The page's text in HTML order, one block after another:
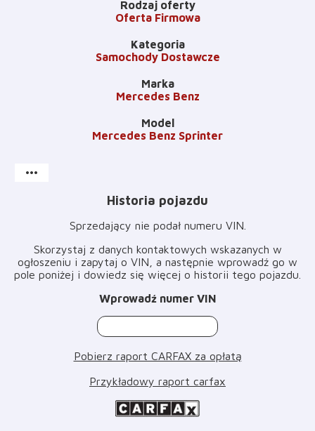
Rodzaj oferty
Oferta Firmowa
Kategoria
Samochody Dostawcze
Marka
Mercedes Benz
Model
Mercedes Benz Sprinter
more_horiz
Historia pojazdu
Sprzedający nie podał numeru VIN
Skorzystaj z danych kontaktowych wskazanych w
ogłoszeniu i zapytaj o VIN, a następnie wprowadź go w
pole poniżej i dowiedz się więcej o historii tego pojazdu
Wprowadź numer VIN
Pobierz raport CARFAX za opłatą
Przykładowy raport carfax